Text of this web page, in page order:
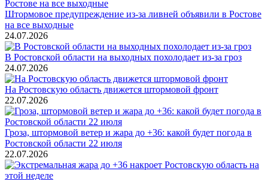
Штормовое предупреждение из-за ливней объявили в Ростове
на все выходные
24.07.2026
В Ростовской области на выходных похолодает из-за гроз
24.07.2026
На Ростовскую область движется штормовой фронт
22.07.2026
Гроза, штормовой ветер и жара до +36: какой будет погода в
Ростовской области 22 июля
22.07.2026